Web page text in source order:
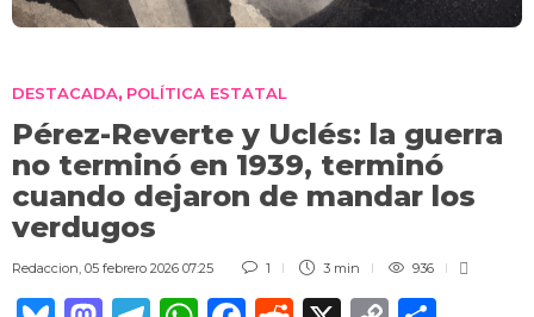
DESTACADA, POLÍTICA ESTATAL
Pérez-Reverte y Uclés: la guerra
no terminó en 1939, terminó
cuando dejaron de mandar los
verdugos
Redaccion 05 febrero 2026 07:25 1 3 min 936